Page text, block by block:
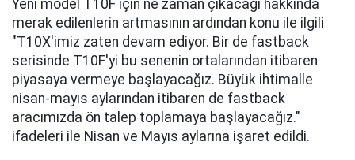
Yeni model T10F için ne zaman çıkacağı hakkında
merak edilenlerin artmasının ardından konu ile ilgili
"T10X'imiz zaten devam ediyor. Bir de fastback
serisinde T10F'yi bu senenin ortalarından itibaren
piyasaya vermeye başlayacağız. Büyük ihtimalle
nisan-mayıs aylarından itibaren de fastback
aracımızda ön talep toplamaya başlayacağız."
ifadeleri ile Nisan ve Mayıs aylarına işaret edildi.